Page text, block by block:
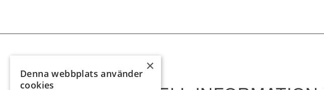
×
Denna webbplats använder
cookies